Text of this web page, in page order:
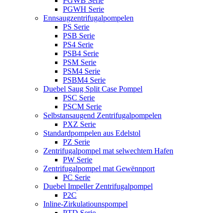
PGWH Serie
Ennsaugzentrifugalpompelen
PS Serie
PSB Serie
PS4 Serie
PSB4 Serie
PSM Serie
PSM4 Serie
PSBM4 Serie
Duebel Saug Split Case Pompel
PSC Serie
PSCM Serie
Selbstansaugend Zentrifugalpompelen
PXZ Serie
Standardpompelen aus Edelstol
PZ Serie
Zentrifugalpompel mat selwechtem Hafen
PW Serie
Zentrifugalpompel mat Gewënnport
PC Serie
Duebel Impeller Zentrifugalpompel
P2C
Inline-Zirkulatiounspompel